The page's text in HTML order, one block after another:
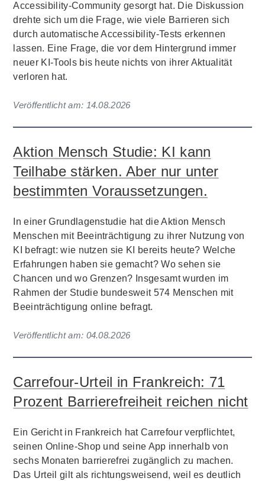
Accessibility-Community gesorgt hat. Die Diskussion
drehte sich um die Frage, wie viele Barrieren sich
durch automatische Accessibility-Tests erkennen
lassen. Eine Frage, die vor dem Hintergrund immer
neuer KI-Tools bis heute nichts von ihrer Aktualität
verloren hat.
Veröffentlicht am: 14.08.2026
Aktion Mensch Studie: KI kann
Teilhabe stärken. Aber nur unter
bestimmten Voraussetzungen.
In einer Grundlagenstudie hat die Aktion Mensch
Menschen mit Beeinträchtigung zu ihrer Nutzung von
KI befragt: wie nutzen sie KI bereits heute? Welche
Erfahrungen haben sie gemacht? Wo sehen sie
Chancen und wo Grenzen? Insgesamt wurden im
Rahmen der Studie bundesweit 574 Menschen mit
Beeinträchtigung online befragt.
Veröffentlicht am: 04.08.2026
Carrefour-Urteil in Frankreich: 71
Prozent Barrierefreiheit reichen nicht
Ein Gericht in Frankreich hat Carrefour verpflichtet,
seinen Online-Shop und seine App innerhalb von
sechs Monaten barrierefrei zugänglich zu machen.
Das Urteil gilt als richtungsweisend, weil es deutlich